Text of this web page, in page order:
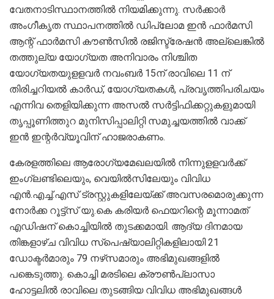
വേതനാടിസ്ഥാനത്തില്‍ നിയമിക്കുന്നു. സര്‍ക്കാര്‍
അംഗീകൃത സ്ഥാപനത്തില്‍ ഡിപ്ലോമ ഇന്‍ ഫാര്‍മസി
ആന്റ് ഫാര്‍മസി കൗണ്‍സില്‍ രജിസ്ട്രേഷന്‍ അല്ലെങ്കില്‍
തത്തുല്യ യോഗ്യത അനിവാരം നിശ്ചിത
യോഗ്യതയുളളവര്‍ നവംബര്‍ 15ന് രാവിലെ 11 ന്
തിരിച്ചറിയല്‍ കാര്‍ഡ്, യോഗ്യതകള്‍, പ്രവൃത്തിപരിചയം
എന്നിവ തെളിയിക്കുന്ന അസല്‍ സര്‍ട്ടിഫിക്കറ്റുകളുമായി
തൃപ്പൂണിത്തുറ മുനിസിപ്പാലിറ്റി സമുച്ചയത്തില്‍ വാക്ക്
ഇന്‍ ഇന്റര്‍വ്യൂവിന് ഹാജരാകണം.
കേരളത്തിലെ ആരോഗ്യമേഖലയില്‍ നിന്നുളളവര്‍ക്ക്
ഇംഗ്ലണ്ടിലെയും, വെയില്‍സിലേയും വിവിധ
എന്‍.എച്ച്.എസ് ട്രസ്റ്റുകളിലേയ്ക്ക് അവസരമൊരുക്കുന്ന
നോര്‍ക്ക റൂട്ട്‌സ് യു.കെ കരിയര്‍ ഫെയറിന്റെ മൂന്നാമത്
എഡിഷന് കൊച്ചിയില്‍ തുടക്കമായി. ആദ്യ ദിനമായ
തിങ്കളാഴ്ച വിവിധ സ്‌പെഷ്യാലിറ്റികളിലായി 21
ഡോക്ടര്‍മാരും 79 നഴ്‌സമാരും അഭിമുഖങ്ങളില്‍
പങ്കെടുത്തു. കൊച്ചി മരടിലെ ക്രൗണ്‍പ്ലാസാ
ഹോട്ടലില്‍ രാവിലെ തുടങ്ങിയ വിവിധ അഭിമുഖങ്ങള്‍